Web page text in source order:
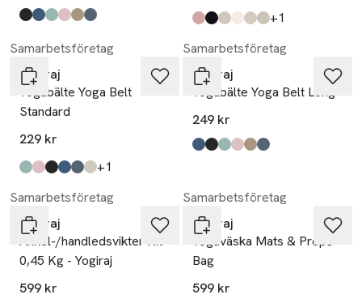
Produkten finns i färgerna:
svart,
Blå,
grön,
rosa,
beige,
grå, Produkten finns i färgerna:
heather pink,
midnight black,
beach beige,
birch white,
moss green,
graphite grey,+1
Samarbetsföretag
Yogiraj
Yogabälte Yoga Belt
Standard
229 kr
Produkten finns i färgerna:
grön,
rosa,
svart,
blå,
grå,
vit mässing, +1
Samarbetsföretag
Yogiraj
Yogabälte Yoga Belt Long
249 kr
Produkten finns i färgerna:
Blå,
svart,
grön,
rosa,
beige,
grå,
Samarbetsföretag
Yogiraj
Ankel-/handledsvikter Kit
0,45 Kg - Yogiraj
599 kr
Samarbetsföretag
Yogiraj
Yogaväska Mats & Props
Bag
599 kr